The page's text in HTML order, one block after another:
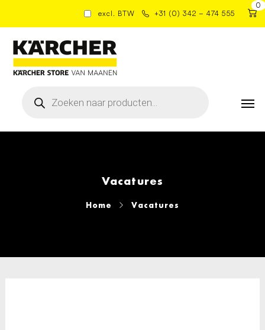
excl. BTW +31 (0) 342 – 474 555
0
zoeken
Vacatures
Home Vacatures